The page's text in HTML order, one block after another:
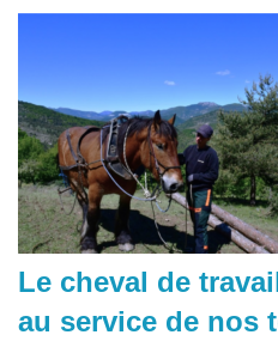
Le cheval de
au service de nos